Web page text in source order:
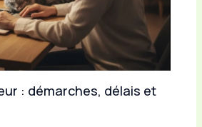
: démarches, délais et